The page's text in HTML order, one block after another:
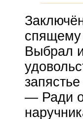
спящему
Выбрал
— Ради